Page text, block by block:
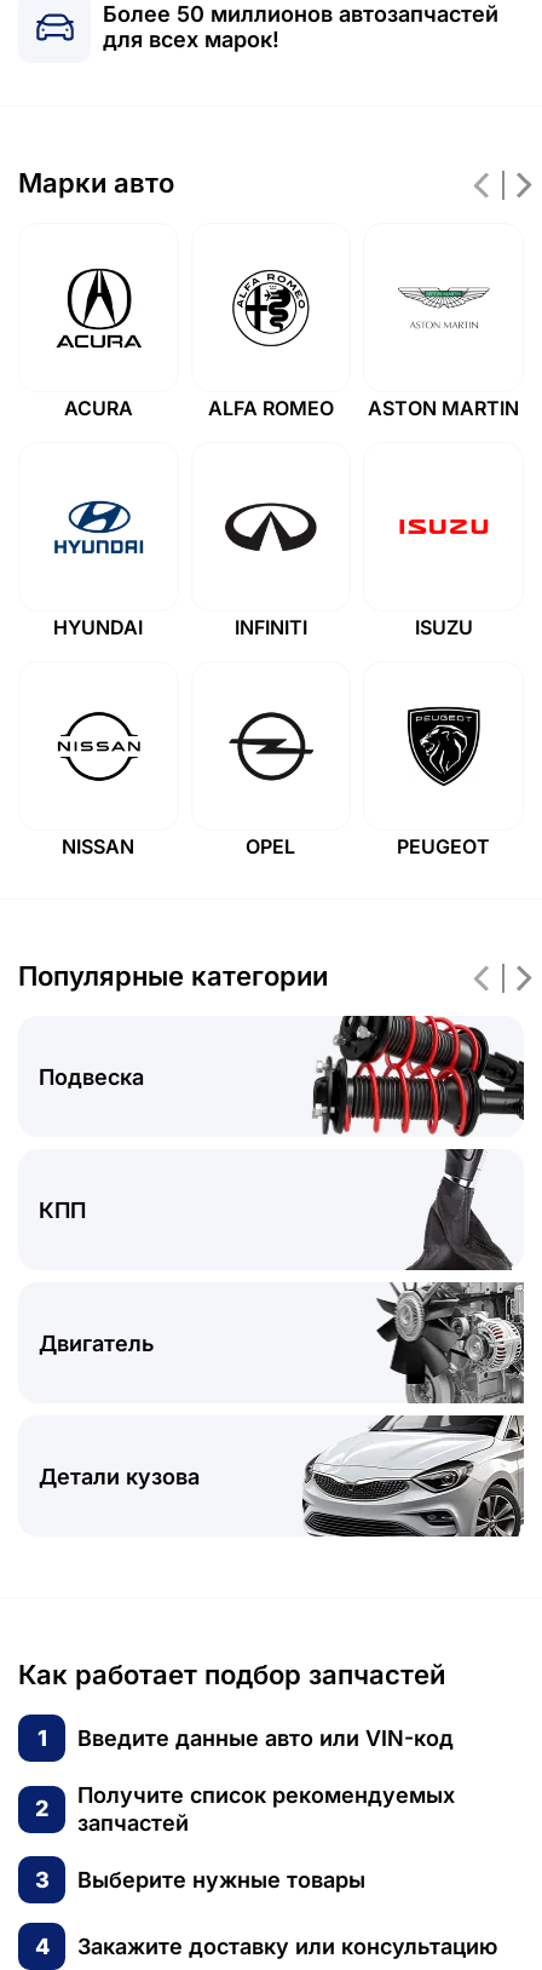
Более 50 миллионов автозапчастей
для всех марок!
Марки авто
ACURA ALFA ROMEO ASTON MARTIN
HYUNDAI INFINITI ISUZU
NISSAN OPEL PEUGEOT
Популярные категории
Подвеска
КПП
Двигатель
Детали кузова
Как работает подбор запчастей
1 Введите данные авто или VIN-код
2
Получите список рекомендуемых
запчастей
3 Выберите нужные товары
4 Закажите доставку или консультацию